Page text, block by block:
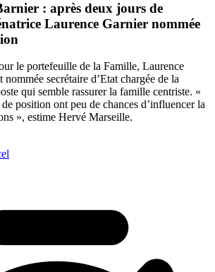
: après deux jours de
Laurence Garnier nommée
le portefeuille de la Famille, Laurence
secrétaire d’Etat chargée de la
qui semble rassurer la famille centriste. «
position ont peu de chances d’influencer la
», estime Hervé Marseille.